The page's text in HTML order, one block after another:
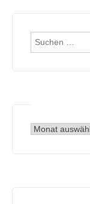
Suchen
Archiv